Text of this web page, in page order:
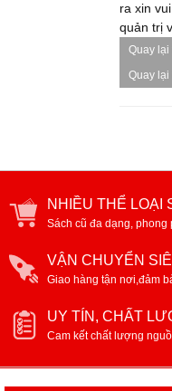
ra xin
quản trị
Quay lại
Quay lại
NHIỀU THỂ LOẠI
Sách cũ đa dạng, phong
VẬN CHUYỂN
Giao hàng tận nơi,đảm
UY TÍN, CHẤT
Cam kết chất lượng